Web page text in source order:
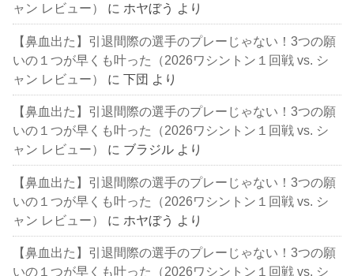
ャン レビュー）
に ホヤぼう より
【鼻血出た】引退間際の選手のプレーじゃない！3つの願
いの１つが早くも叶った（2026ワシントン１回戦 vs. シ
ャン レビュー）
に下団 より
【鼻血出た】引退間際の選手のプレーじゃない！3つの願
いの１つが早くも叶った（2026ワシントン１回戦 vs. シ
ャン レビュー）
に ブラジル より
【鼻血出た】引退間際の選手のプレーじゃない！3つの願
いの１つが早くも叶った（2026ワシントン１回戦 vs. シ
ャン レビュー）
に ホヤぼう より
【鼻血出た】引退間際の選手のプレーじゃない！3つの願
いの１つが早くも叶った（2026ワシントン１回戦 vs. シ